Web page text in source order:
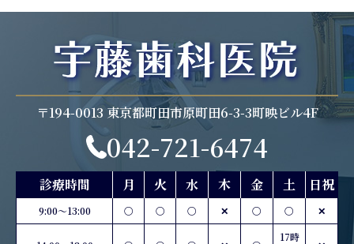
〒194-0013 東京都町田市原町田6-3-3町映ビル4F
042-721-6474
診療時間 月 火 水 木 金 土 日祝
9:00〜13:00 ○ ○ ○ ✕ ○ ○ ✕
17時